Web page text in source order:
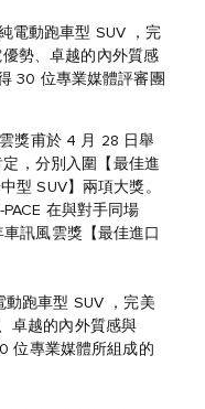
電動跑車型 SUV ，完
勢、卓越的內外質感
30 位專業媒體評審團
獎甫於 4 月 28 日舉
定，分別入圍【最佳進
型 SUV】兩項大獎。
在與對手同場
訊風雲獎【最佳進口
動跑車型 SUV ，完美
卓越的內外質感與
位專業媒體所組成的